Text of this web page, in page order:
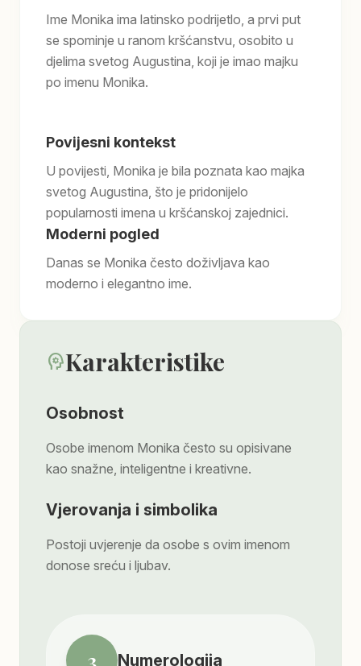
Ime Monika ima latinsko podrijetlo, a prvi put
se spominje u ranom kršćanstvu, osobito u
djelima svetog Augustina, koji je imao majku
po imenu Monika.
Povijesni kontekst
U povijesti, Monika je bila poznata kao majka
svetog Augustina, što je pridonijelo
popularnosti imena u kršćanskoj zajednici.
Moderni pogled
Danas se Monika često doživljava kao
moderno i elegantno ime.
psychologyKarakteristike
Osobnost
Osobe imenom Monika često su opisivane
kao snažne, inteligentne i kreativne.
Vjerovanja i simbolika
Postoji uvjerenje da osobe s ovim imenom
donose sreću i ljubav.
3 Numerologija